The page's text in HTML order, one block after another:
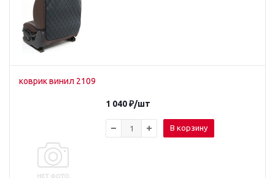
коврик винил 2109
1 040₽/шт
В корзину